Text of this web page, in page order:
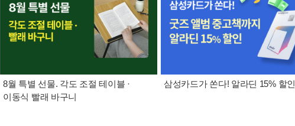
8월 특별 선물. 각도 조절 테이블 ·
이동식 빨래 바구니
삼성카드가 쏜다! 알라딘 15% 할인